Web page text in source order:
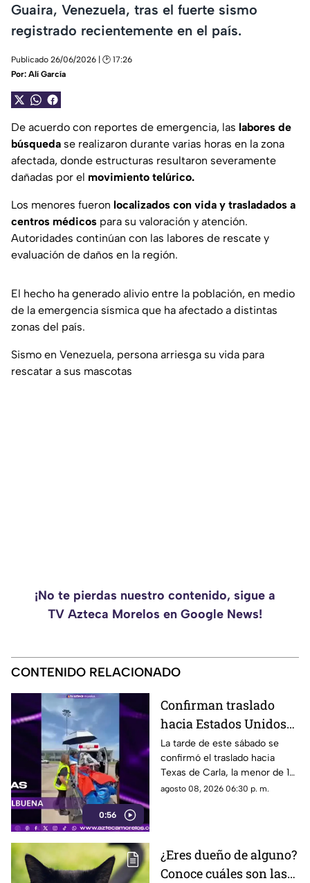
Guaira, Venezuela, tras el fuerte sismo
registrado recientemente en el país.
Publicado 26/06/2026 | 🕑 17:26
Por: Alí García
De acuerdo con reportes de emergencia, las labores de
búsqueda se realizaron durante varias horas en la zona
afectada, donde estructuras resultaron severamente
dañadas por el movimiento telúrico.
Los menores fueron localizados con vida y trasladados a
centros médicos para su valoración y atención.
Autoridades continúan con las labores de rescate y
evaluación de daños en la región.
El hecho ha generado alivio entre la población, en medio
de la emergencia sísmica que ha afectado a distintas
zonas del país.
Sismo en Venezuela, persona arriesga su vida para
rescatar a sus mascotas
¡No te pierdas nuestro contenido, sigue a
TV Azteca Morelos en Google News!
CONTENIDO RELACIONADO
0:56
Confirman traslado
hacia Estados Unidos
de menor que sufrió
quemadura en la
explosión de gas LP en
Cuernavaca
La tarde de este sábado se
confirmó el traslado hacia
Texas de Carla, la menor de 15
años que resultó gravemente
agosto 08, 2026 06:30 p. m.
¿Eres dueño de alguno?
Conoce cuáles son las